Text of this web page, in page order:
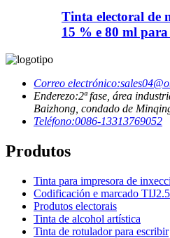
Tinta electoral de
15 % e 80 ml para
Correo electrónico:
Enderezo:2ª fase, área
Baizhong, condado de
Teléfono:0086-13313769052
Produtos
Tinta para impresora de
Codificación e marcado TIJ2.5
Produtos electorais
Tinta de alcohol artística
Tinta de rotulador para escribir